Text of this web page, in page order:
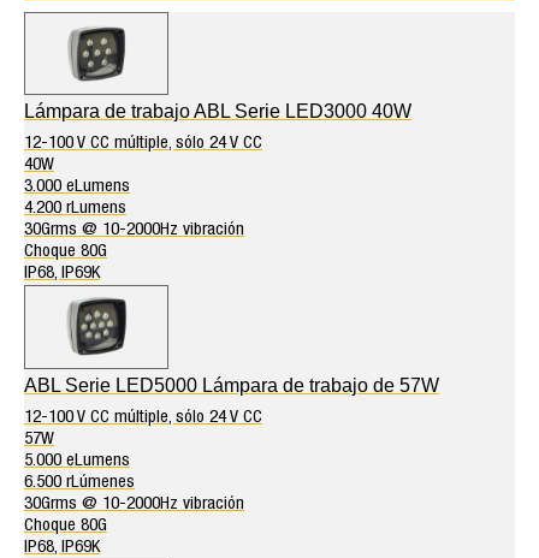
Lámpara de trabajo ABL Serie LED3000 40W
12-100 V CC múltiple, sólo 24 V CC
40W
3.000 eLumens
4.200 rLumens
30Grms @ 10-2000Hz vibración
Choque 80G
IP68, IP69K
ABL Serie LED5000 Lámpara de trabajo de 57W
12-100 V CC múltiple, sólo 24 V CC
57W
5.000 eLumens
6.500 rLúmenes
30Grms @ 10-2000Hz vibración
Choque 80G
IP68, IP69K